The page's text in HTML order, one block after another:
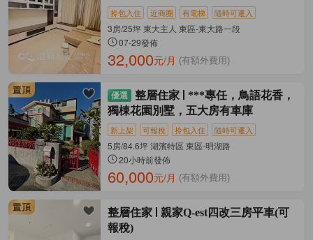
拎包入住 近商圈 有電梯 隨時可遷入
3房/25坪 東大主人 東區-東大路一段
07-29發佈
32,000元/月 (有額外費用)
整層住家
***專任，鳥語花香，
獨棟花園別墅，五大房有車庫
新上架 可報稅 拎包入住 隨時可遷入
5房/84.6坪 湖濱特區 東區-明湖路
20小時前發佈
60,000元/月 (有額外費用)
整層住家
親家Q-est四改三房平車(可
報稅)